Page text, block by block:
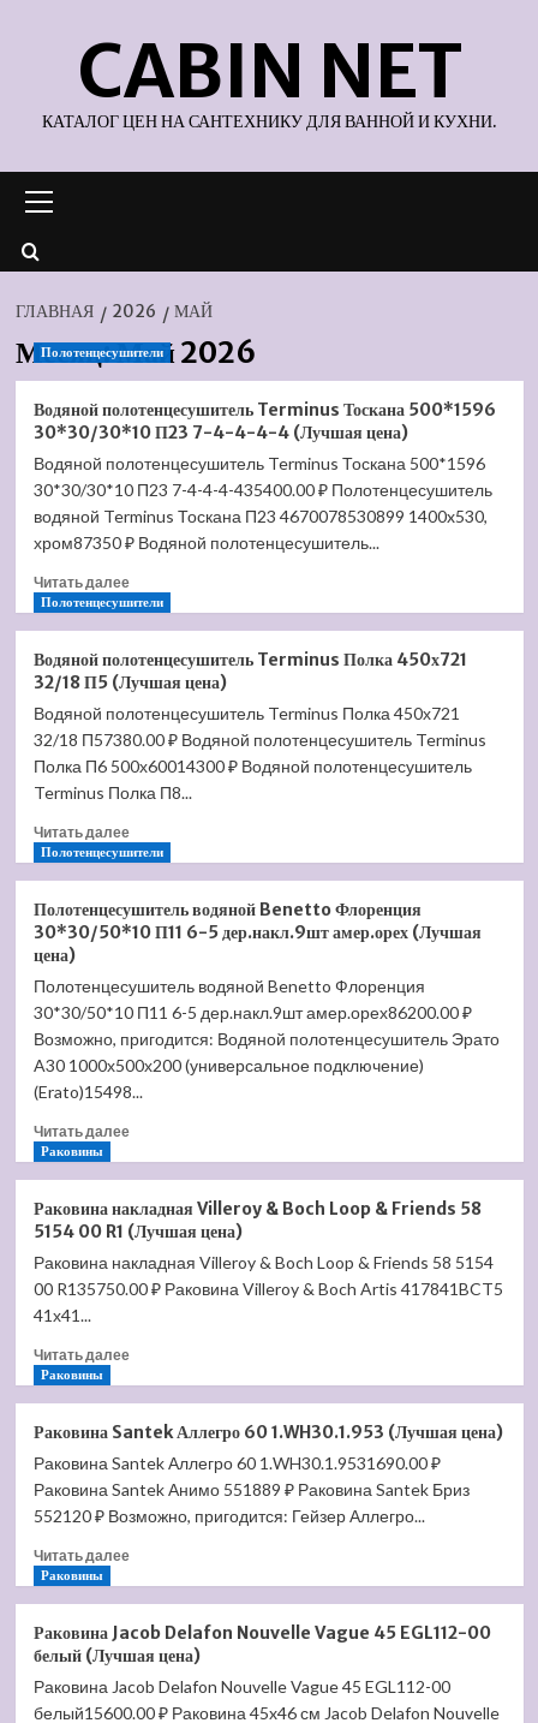
содержимомуCABIN NET
КАТАЛОГ ЦЕН НА САНТЕХНИКУ ДЛЯ ВАННОЙ И КУХНИ.
меню
ГЛАВНАЯ 2026 МАЙ
Месяц:Май 2026
Полотенцесушители
Водяной полотенцесушитель Terminus Тоскана 500*1596
30*30/30*10 П23 7-4-4-4-4 (Лучшая цена)
Водяной полотенцесушитель Terminus Тоскана 500*1596
30*30/30*10 П23 7-4-4-4-435400.00 ₽ Полотенцесушитель
водяной Terminus Тоскана П23 4670078530899 1400x530,
хром87350 ₽ Водяной полотенцесушитель...
Читать далееПрочитать
больше
полотенцесушитель
Terminus
Тоскана
500*1596
30*30/30*10
4-
4-
(Лучшая
цена)
Полотенцесушители
Водяной полотенцесушитель Terminus Полка 450х721
32/18 П5 (Лучшая цена)
Водяной полотенцесушитель Terminus Полка 450х721
32/18 П57380.00 ₽ Водяной полотенцесушитель Terminus
Полка П6 500х60014300 ₽ Водяной полотенцесушитель
Terminus Полка П8...
Читать далееПрочитать
больше
полотенцесушитель
Terminus
450х721
32/18
П5
(Лучшая
Полотенцесушители
Полотенцесушитель водяной Benetto Флоренция
30*30/50*10 П11 6-5 дер.накл.9шт амер.орех (Лучшая
цена)
Полотенцесушитель водяной Benetto Флоренция
30*30/50*10 П11 6-5 дер.накл.9шт амер.орех86200.00 ₽
Возможно, пригодится: Водяной полотенцесушитель Эрато
A30 1000х500х200 (универсальное подключение)
(Erato)15498...
Читать далееПрочитать
Полотенцесушитель
водяной
Benetto
Флоренция
30*30/50*10
5
амер.орех
(Лучшая
Раковины
Раковина накладная Villeroy & Boch Loop & Friends 58
5154 00 R1 (Лучшая цена)
Раковина накладная Villeroy & Boch Loop & Friends 58 5154
00 R135750.00 ₽ Раковина Villeroy & Boch Artis 417841BCT5
41х41...
Читать далееПрочитать
Раковина
накладная
Villeroy
&
Boch
&
58
5154
(Лучшая
цена)
Раковины
Раковина Santek Аллегро 60 1.WH30.1.953 (Лучшая цена)
Раковина Santek Аллегро 60 1.WH30.1.9531690.00 ₽
Раковина Santek Анимо 551889 ₽ Раковина Santek Бриз
552120 ₽ Возможно, пригодится: Гейзер Аллегро...
Читать далееПрочитать
Раковина
Santek
Аллегро
60
1.WH30.1.953
Раковины
Раковина Jacob Delafon Nouvelle Vague 45 EGL112-00
белый (Лучшая цена)
Раковина Jacob Delafon Nouvelle Vague 45 EGL112-00
белый15600.00 ₽ Раковина 45x46 см Jacob Delafon Nouvelle